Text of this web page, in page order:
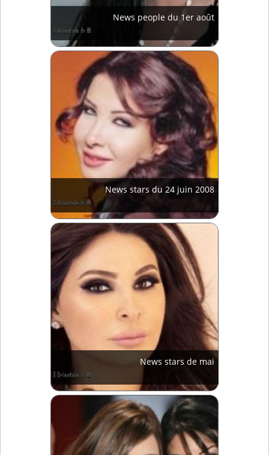
News people du 1er août
News stars du 24 juin 2008
News stars de mai